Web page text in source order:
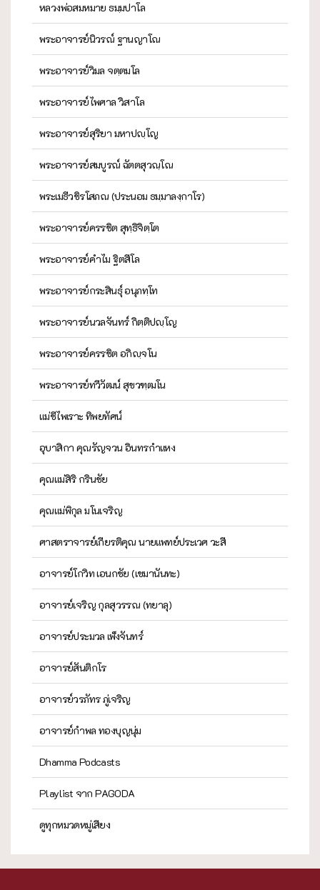
หลวงพ่อสมหมาย ธมฺมปาโล
พระอาจารย์นิวรณ์ ฐานญาโณ
พระอาจารย์วิมล จตฺตมโล
พระอาจารย์ไพศาล วิสาโล
พระอาจารย์สุริยา มหาปญฺโญ
พระอาจารย์สมบูรณ์ ฉัตตสุวณฺโณ
พระเมธีวชิรโสภณ (ประนอม ธมฺมาลงฺกาโร)
พระอาจารย์ครรชิต สุทฺธิจิตฺโต
พระอาจารย์คำไม ฐิตสีโล
พระอาจารย์กระสินธุ์ อนุภทฺโท
พระอาจารย์นวลจันทร์ กิตฺติปญฺโญ
พระอาจารย์ครรชิต อกิญฺจโน
พระอาจารย์ทวีวัฒน์ สุขวฑฺฒโน
แม่ชีไพเราะ ทิพยทัศน์
อุบาสิกา คุณรัญจวน อินทรกำแหง
คุณแม่สิริ กรินชัย
คุณแม่พิกุล มโนเจริญ
ศาสตราจารย์เกียรติคุณ นายแพทย์ประเวศ วะสี
อาจารย์โกวิท เอนกชัย (เขมานันทะ)
อาจารย์เจริญ กุลสุวรรณ (ทยาลุ)
อาจารย์ประมวล เพ็งจันทร์
อาจารย์สันติกโร
อาจารย์วรภัทร ภู่เจริญ
อาจารย์กำพล ทองบุญนุ่ม
Dhamma Podcasts
Playlist จาก PAGODA
ดูทุกหมวดหมู่เสียง